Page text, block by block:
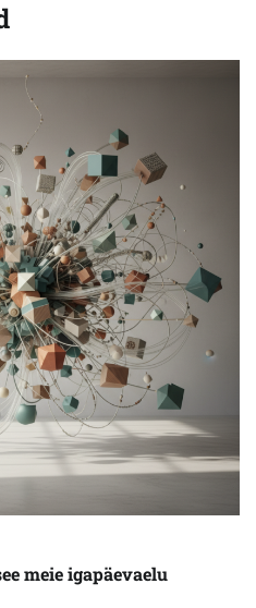
meie igapäevaelu